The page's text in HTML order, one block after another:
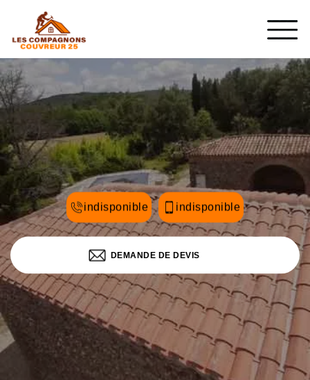
indisponible indisponible
DEMANDE DE DEVIS